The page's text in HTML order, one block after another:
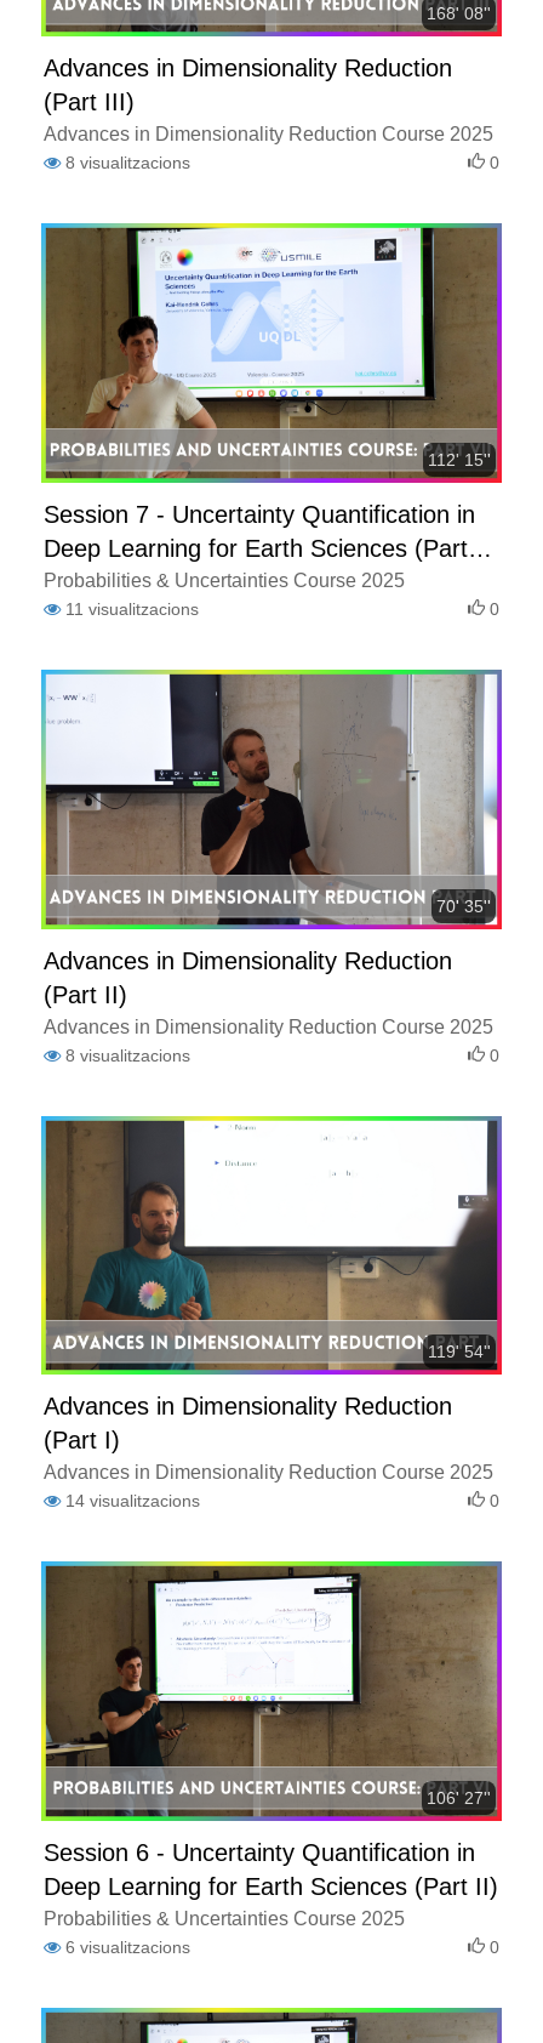
168' 08''
Advances in Dimensionality Reduction
(Part III)
Advances in Dimensionality Reduction Course 2025
8 visualitzacions 0
112' 15''
Session 7 - Uncertainty Quantification in
Deep Learning for Earth Sciences (Part
III)
Probabilities & Uncertainties Course 2025
11 visualitzacions 0
70' 35''
Advances in Dimensionality Reduction
(Part II)
Advances in Dimensionality Reduction Course 2025
8 visualitzacions 0
119' 54''
Advances in Dimensionality Reduction
(Part I)
Advances in Dimensionality Reduction Course 2025
14 visualitzacions 0
106' 27''
Session 6 - Uncertainty Quantification in
Deep Learning for Earth Sciences (Part II)
Probabilities & Uncertainties Course 2025
6 visualitzacions 0